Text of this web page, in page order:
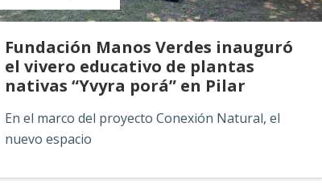
Fundación Manos Verdes inauguró
el vivero educativo de plantas
nativas “Yvyra porá” en Pilar
En el marco del proyecto Conexión Natural, el
nuevo espacio